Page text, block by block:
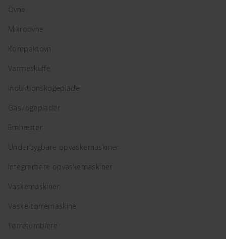
Ovne
Mikroovne
Kompaktovn
Varmeskuffe
Induktionskogeplade
Gaskogeplader
Emhætter
Underbygbare opvaskemaskiner
Integrerbare opvaskemaskiner
Vaskemaskiner
Vaske-tørremaskine
Tørretumblere